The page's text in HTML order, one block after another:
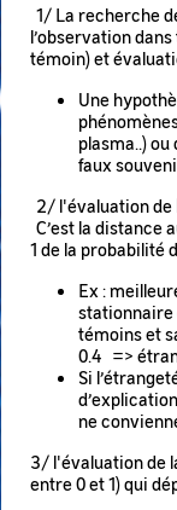
1/ La recherche
l’observation
témoin) et
Une
plasma..)
faux
2/ l'évaluation de
C’est la distance
1 de la probabilité
Ex :
stationnaire
témoins et
0.4 =>
Si
ne
3/ l'évaluation de
entre 0 et 1) qui